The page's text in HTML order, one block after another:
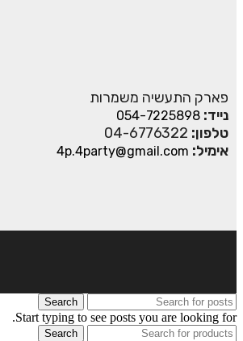
פארק התעשיה משמרות
נייד: 054-7225898
טלפון: 04-6776322
אימיל: 4p.4party@gmail.com
Search
Start typing to see posts you are looking for.
Search